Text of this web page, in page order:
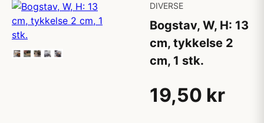
DIVERSE
Bogstav, W, H: 13
cm, tykkelse 2
cm, 1 stk.
19,50 kr